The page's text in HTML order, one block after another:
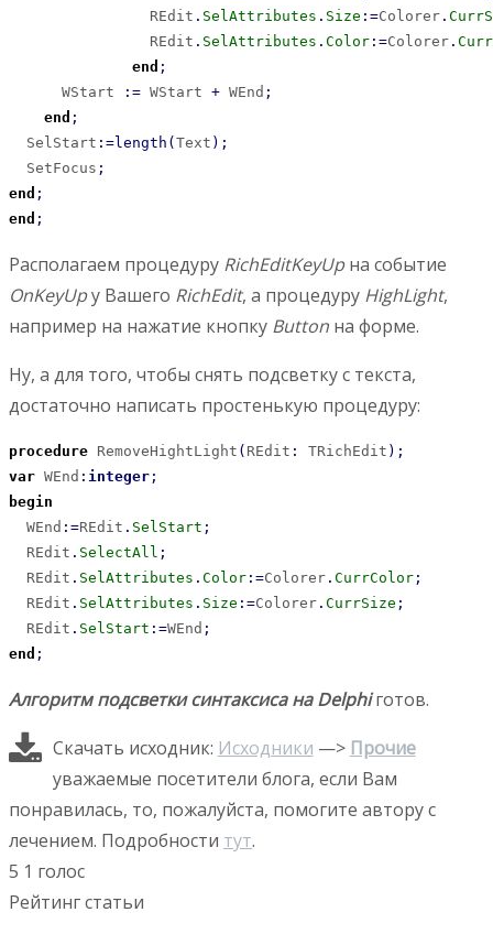
                REdit
. SelAttributes . Size : =Colorer .
                REdit
. SelAttributes . Color : =Colorer .
end ;
      WStart
: = WStart + WEnd ;
end ;
  SelStart
: =length ( Text ) ;
  SetFocus
;
end ;
end ;
Располагаем процедуру RichEditKeyUpна событие
OnKeyUpу Вашего RichEdit, а процедуру HighLight,
например на нажатие кнопку Button на форме.
Ну, а для того, чтобы снять подсветку с текста,
достаточно написать простенькую процедуру:
procedure RemoveHightLight ( REdit : TRichEdit ) ;
var WEnd : integer ;
begin
  WEnd
: =REdit . SelStart ;
  REdit
. SelectAll ;
  REdit
. SelAttributes . Color : =Colorer . CurrColor ;
  REdit
. SelAttributes . Size : =Colorer . CurrSize ;
  REdit
. SelStart : =WEnd ;
end ;
Алгоритм подсветки синтаксиса на Delphiготов.
Скачать исходник: Исходники —> Прочие
уважаемые посетители блога, если Вам
понравилась, то, пожалуйста, помогите автору с
лечением. Подробности тут.
5 1 голос
Рейтинг статьи